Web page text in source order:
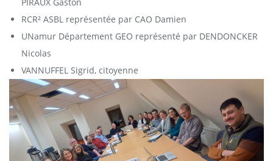
RCR² ASBL représentée par CAO Damien
UNamur Département GEO représenté par DENDONCKER
Nicolas
VANNUFFEL Sigrid, citoyenne